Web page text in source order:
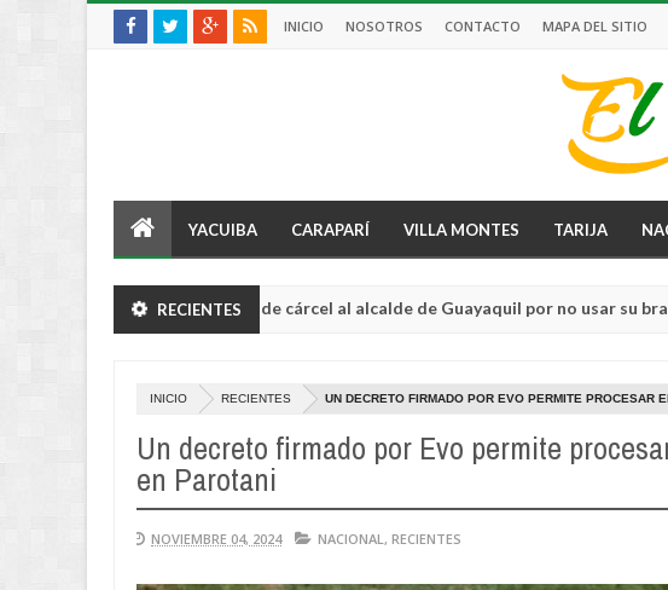
INICIO NOSOTROS CONTACTO MAPA DEL SITIO
YACUIBA CARAPARÍ VILLA MONTES TARIJA
RECIENTES
Condenan a 3 años de cárcel al alcalde de Guayaquil por no usar su brazalete
INICIO RECIENTES UN DECRETO FIRMADO POR EVO PERMITE PROCESAR
Un decreto firmado por Evo permite
en Parotani
NOVIEMBRE 04, 2024 NACIONAL , RECIENTES